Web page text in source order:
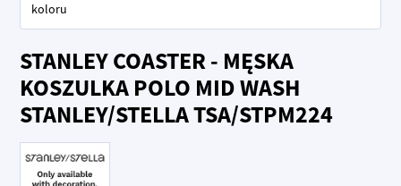
STANLEY COASTER - MĘSKA
KOSZULKA POLO MID WASH
STANLEY/STELLA TSA/STPM224
koloru
na
początek
galerii